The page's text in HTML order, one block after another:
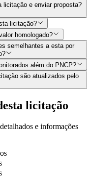
licitação e enviar proposta?
licitação?
homologado?
semelhantes a esta por
além do PNCP?
são atualizados pelo
licitação
e informações